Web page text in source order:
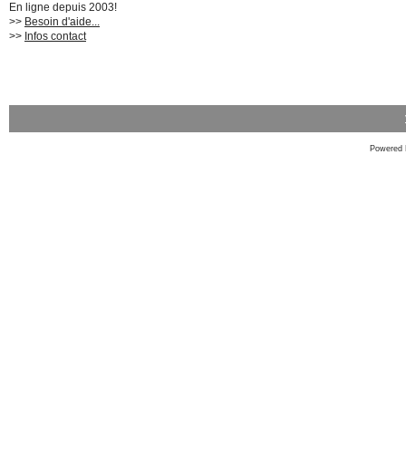
En ligne depuis 2003!
>> Besoin d'aide...
>> Infos contact